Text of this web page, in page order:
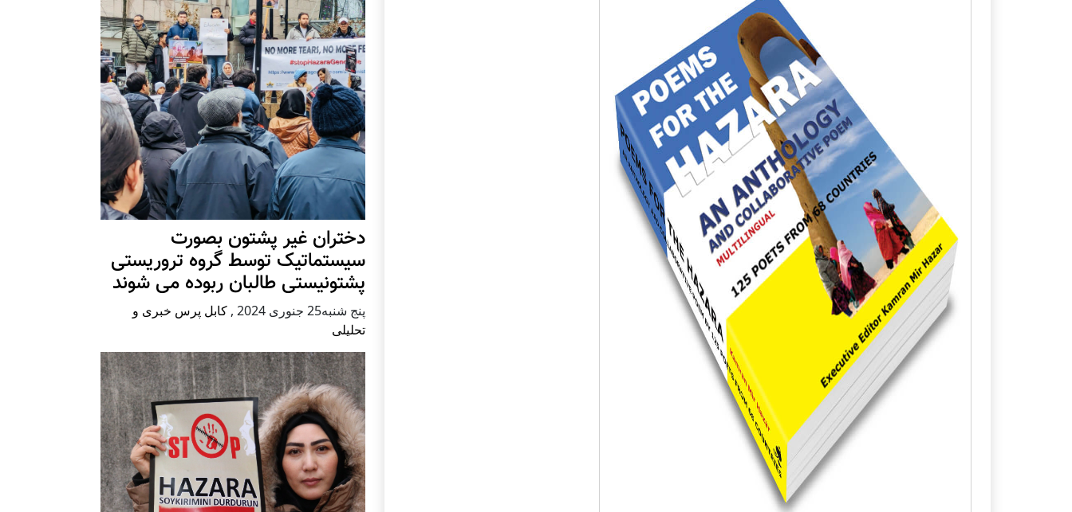
دختران غیر پشتون بصورت
سیستماتیک توسط گروه تروریستی
پشتونیستی طالبان ربوده می شوند
پنج شنبه25 جنوری 2024 , کابل پرس خبری و
تحلیلی